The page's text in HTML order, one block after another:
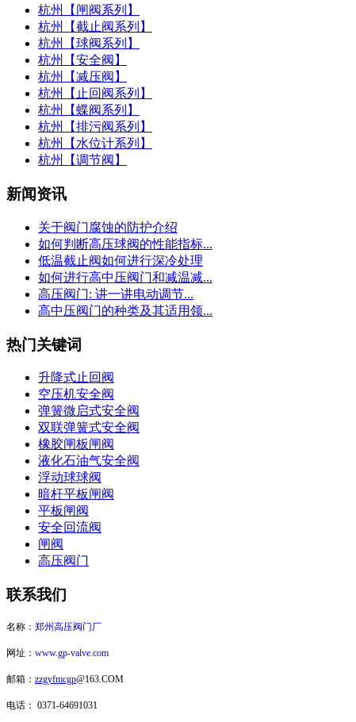
杭州【闸阀系列】
杭州【截止阀系列】
杭州【球阀系列】
杭州【安全阀】
杭州【减压阀】
杭州【止回阀系列】
杭州【蝶阀系列】
杭州【排污阀系列】
杭州【水位计系列】
杭州【调节阀】
新闻资讯
关于阀门腐蚀的防护介绍
如何判断高压球阀的性能指标...
低温截止阀如何进行深冷处理
如何进行高中压阀门和减温减...
高压阀门: 讲一讲电动调节...
高中压阀门的种类及其适用领...
热门关键词
升降式止回阀
空压机安全阀
弹簧微启式安全阀
双联弹簧式安全阀
橡胶闸板闸阀
液化石油气安全阀
浮动球球阀
暗杆平板闸阀
平板闸阀
安全回流阀
闸阀
高压阀门
联系我们
名称： 郑州高压阀门厂
网址： www.gp-valve.com
邮箱： zzgyfmcgp@163.COM
电话： 0371-64691031